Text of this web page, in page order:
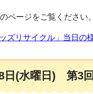
ページをご覧ください。
ズリサイクル」当日の
日(水曜日) 第3